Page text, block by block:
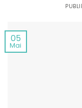
05
Mai